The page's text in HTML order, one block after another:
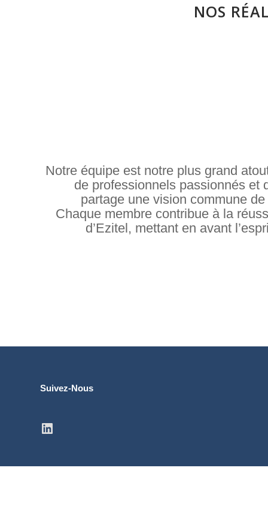
NOS
Notre équipe est notre plus grand
de professionnels passionnés et
partage une vision commune de
Chaque membre contribue à la
d’Ezitel, mettant en avant
Suivez-Nous
LinkedIn